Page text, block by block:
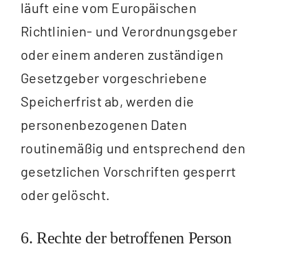
läuft eine vom Europäischen
Richtlinien- und Verordnungsgeber
oder einem anderen zuständigen
Gesetzgeber vorgeschriebene
Speicherfrist ab, werden die
personenbezogenen Daten
routinemäßig und entsprechend den
gesetzlichen Vorschriften gesperrt
oder gelöscht.
6. Rechte der betroffenen Person